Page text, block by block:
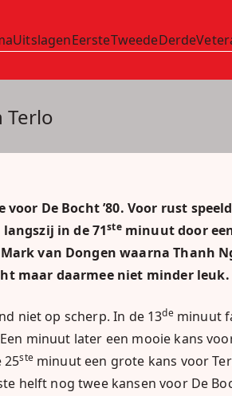
UitslagenEersteTweedeDerde
Terlo
De Bocht ’80. Voor rust
in de 71steminuut door
van Dongen waarna Thanh
maar daarmee niet minder leuk.
niet op scherp. In de 13deminuut
minuut later een mooie kans
25steminuut een grote kans voor
helft nog twee kansen voor De